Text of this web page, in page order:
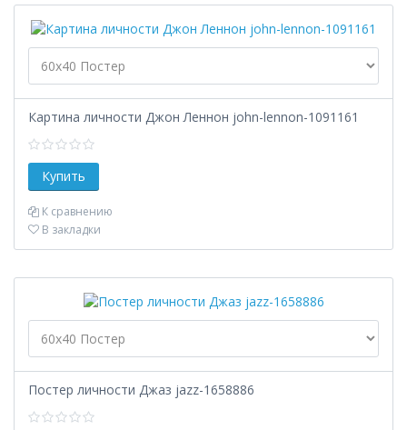
Картина личности Джон Леннон john-lennon-1091161
К сравнению
В закладки
Постер личности Джаз jazz-1658886